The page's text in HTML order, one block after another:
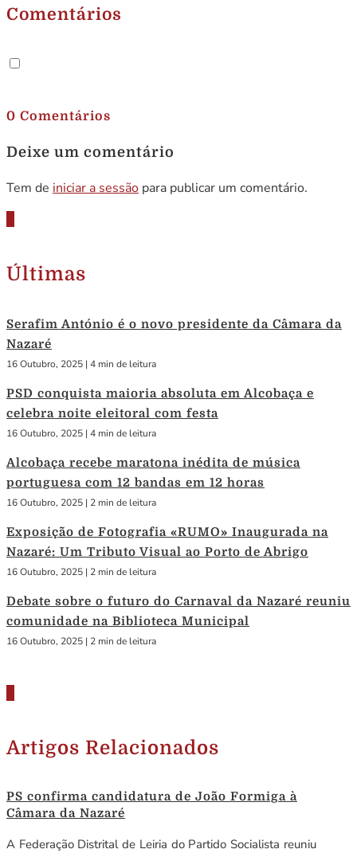
Comentários
0 Comentários
Deixe um comentário
Tem de iniciar a sessão para publicar um comentário.
Últimas
Serafim António é o novo presidente da Câmara da
Nazaré
16 Outubro, 2025 | 4 min de leitura
PSD conquista maioria absoluta em Alcobaça e
celebra noite eleitoral com festa
16 Outubro, 2025 | 4 min de leitura
Alcobaça recebe maratona inédita de música
portuguesa com 12 bandas em 12 horas
16 Outubro, 2025 | 2 min de leitura
Exposição de Fotografia «RUMO» Inaugurada na
Nazaré: Um Tributo Visual ao Porto de Abrigo
16 Outubro, 2025 | 2 min de leitura
Debate sobre o futuro do Carnaval da Nazaré reuniu
comunidade na Biblioteca Municipal
16 Outubro, 2025 | 2 min de leitura
Artigos Relacionados
PS confirma candidatura de João Formiga à
Câmara da Nazaré
A Federação Distrital de Leiria do Partido Socialista reuniu